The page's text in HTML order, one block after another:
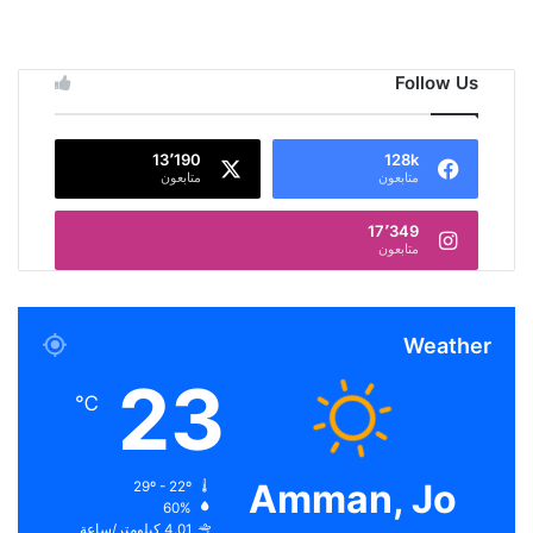
Follow Us
128k
متابعون
13٬190
متابعون
17٬349
متابعون
Weather
Amman, Jo
23
℃
60%
4.01 كيلومتر/ساعة